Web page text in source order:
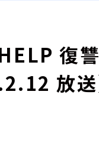
復
放送